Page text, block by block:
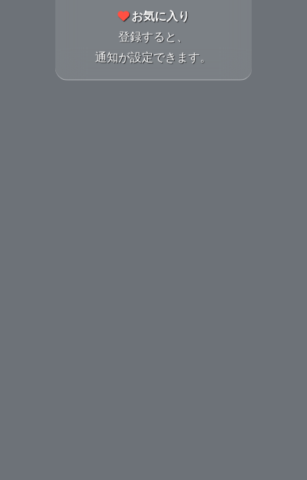
お気に入り
登録すると、
通知が設定できます。